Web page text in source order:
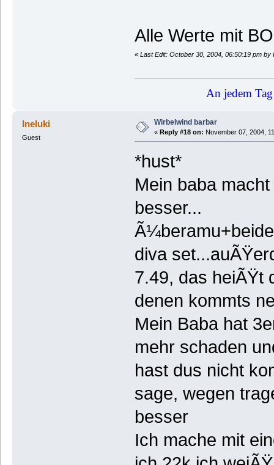
Alle Werte mit
« Last Edit: October 30, 2004, 06:50:19 pm by
An jedem
Ineluki
Guest
Wirbelwind barbar
« Reply #18 on: November 07, 2004,
*hust*
Mein baba
besser...
diva
7.49, das heiÃŸt
denen kommts
Mein Baba hat
mehr schaden
hast dus nicht
sage, wegen
besser
Ich mache mit